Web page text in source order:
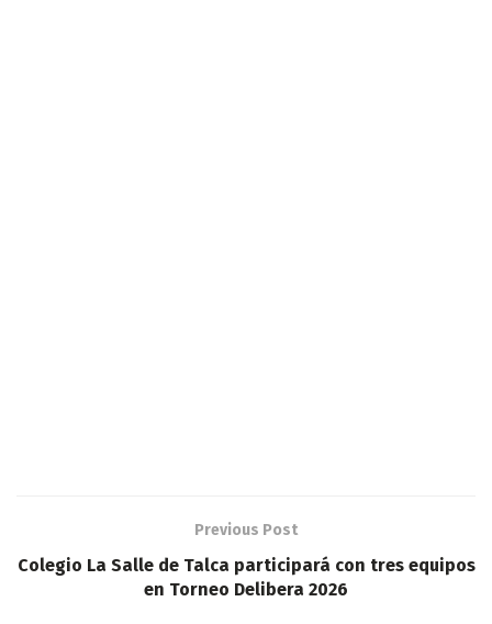
Previous Post
Colegio La Salle de Talca participará con tres equipos
en Torneo Delibera 2026